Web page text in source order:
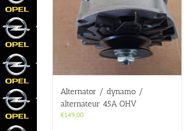
Alternator / dynamo /
alternateur 45A OHV
€149,00